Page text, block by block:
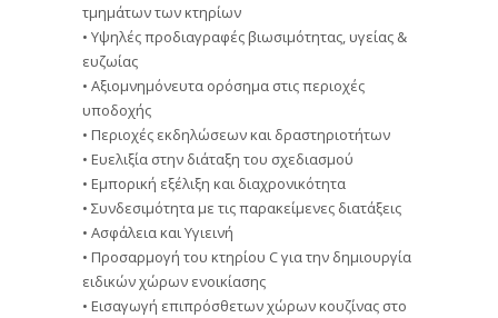
τμημάτων των κτηρίων
• Υψηλές προδιαγραφές βιωσιμότητας, υγείας &
ευζωίας
• Αξιομνημόνευτα ορόσημα στις περιοχές
υποδοχής
• Περιοχές εκδηλώσεων και δραστηριοτήτων
• Ευελιξία στην διάταξη του σχεδιασμού
• Εμπορική εξέλιξη και διαχρονικότητα
• Συνδεσιμότητα με τις παρακείμενες διατάξεις
• Ασφάλεια και Υγιεινή
• Προσαρμογή του κτηρίου C για την δημιουργία
ειδικών χώρων ενοικίασης
• Εισαγωγή επιπρόσθετων χώρων κουζίνας στο